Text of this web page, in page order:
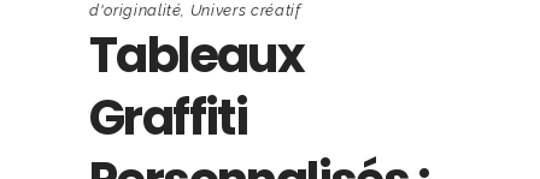
d'originalité, Univers créatif
Tableaux
Graffiti